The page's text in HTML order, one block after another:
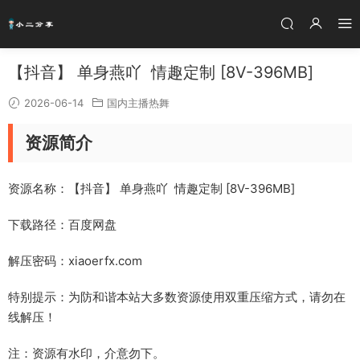
【抖音】 单身燕吖 情趣定制 [8V-396MB]
2026-06-14 国内主播热舞
资源简介
资源名称：【抖音】 单身燕吖 情趣定制 [8V-396MB]
下载路径：百度网盘
解压密码：xiaoerfx.com
特别提示：为防和谐本站大多数资源使用双重压缩方式，请勿在
线解压！
注：资源有水印，介意勿下。